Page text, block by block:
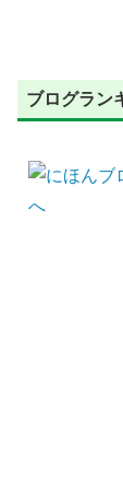
ブログラン